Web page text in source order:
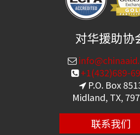
对华援助协
+1(432)689-
P.O. Box
Midland, TX,
联系我们